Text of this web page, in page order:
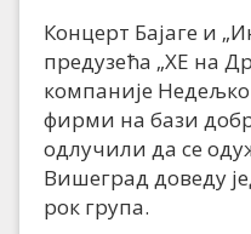
Концерт Бајаге и
предузећа „ХЕ на
компаније
фирми на бази
одлучили да се
Вишеград доведу
рок група.